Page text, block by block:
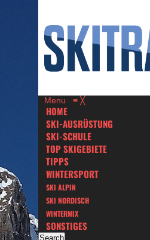
Menu ≡ ╳
HOME
SKI-AUSRÜSTUNG
SKI-SCHULE
TOP SKIGEBIETE
TIPPS
WINTERSPORT
SKI ALPIN
SKI NORDISCH
WINTERMIX
SONSTIGES